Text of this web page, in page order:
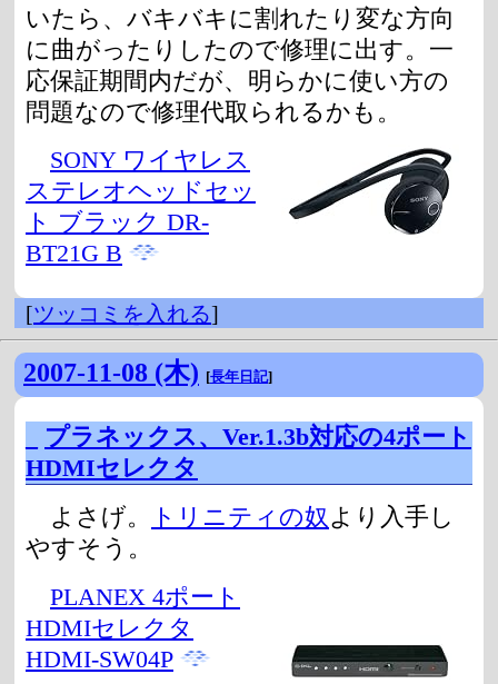
いたら、バキバキに割れたり変な方向
に曲がったりしたので修理に出す。一
応保証期間内だが、明らかに使い方の
問題なので修理代取られるかも。
SONY ワイヤレス
ステレオヘッドセッ
ト ブラック DR-
BT21G B
[ツッコミを入れる]
2007-11-08 (木) [長年日記]
プラネックス、Ver.1.3b対応の4ポート
HDMIセレクタ
よさげ。
トリニティの奴より入手し
やすそう。
PLANEX 4ポート
HDMIセレクタ
HDMI-SW04P